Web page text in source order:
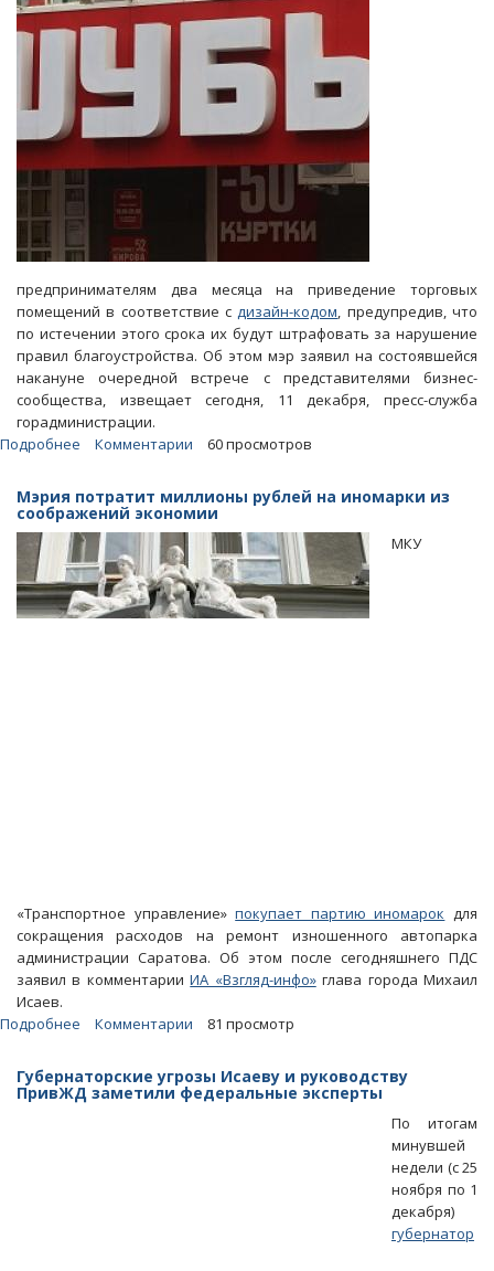
предпринимателям два месяца на приведение торговых
помещений в соответствие сдизайн-кодом, предупредив, что
по истечении этого срока их будут штрафовать за нарушение
правил благоустройства. Об этом мэр заявил на состоявшейся
накануне очередной встрече с представителями бизнес-
сообщества, извещает сегодня, 11 декабря, пресс-служба
горадминистрации.
Подробнее
месяца
в
Саратове
бизнес
начнут
штрафовать
Комментарии 60 просмотров
Мэрия потратит миллионы рублей на иномарки из
соображений экономии
МКУ
«Транспортное управление»покупает партию иномарок для
сокращения расходов на ремонт изношенного автопарка
администрации Саратова. Об этом после сегодняшнего ПДС
заявил в комментарииИА «Взгляд-инфо»глава города Михаил
Исаев.
Подробнее
миллионы
Комментарии 81 просмотр
Губернаторские угрозы Исаеву и руководству
ПривЖД заметили федеральные эксперты
По итогам
минувшей
недели (с 25
ноября по 1
декабря)
губернатор